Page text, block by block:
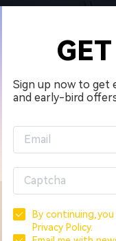
sollen Ihren
Experten der
Sign up now to get
and early-bird
By
Privacy Policy.